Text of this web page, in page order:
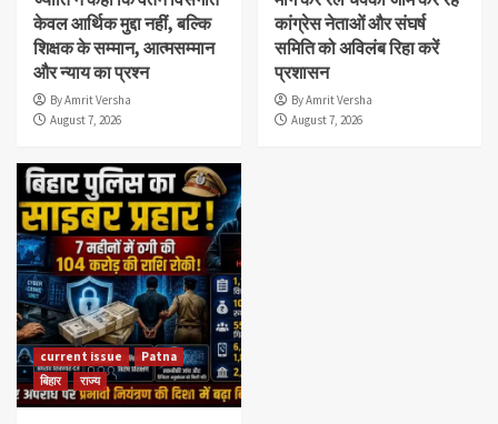
केवल आर्थिक मुद्दा नहीं, बल्कि
शिक्षक के सम्मान, आत्मसम्मान
और न्याय का प्रश्न
By Amrit Versha
August 7, 2026
कांग्रेस नेताओं और संघर्ष
समिति को अविलंब रिहा करें
प्रशासन
By Amrit Versha
August 7, 2026
current issue
Patna
बिहार
राज्य